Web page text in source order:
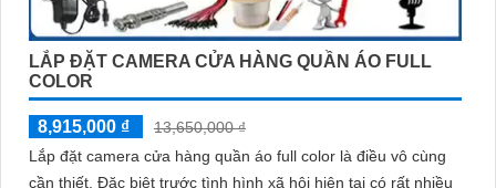
LẮP ĐẶT CAMERA CỬA HÀNG QUẦN ÁO FULL
COLOR
8,915,000 ₫
13,650,000 ₫
Lắp đặt camera cửa hàng quần áo full color là điều vô cùng
cần thiết. Đặc biệt trước tình hình xã hội hiện tại có rất nhiều